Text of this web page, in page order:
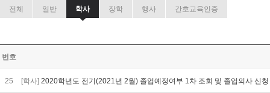
전체 일반 학사 장학 행사 간호교육인증
번호
25 [학사] 2020학년도 전기(2021년 2월) 졸업예정여부 1차 조회 및 졸업의사 신청